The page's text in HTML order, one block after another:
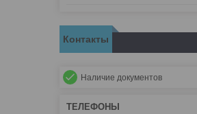
Контакты
Наличие документов